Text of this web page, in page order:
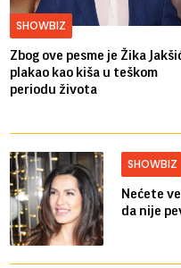
SHOWBIZ
Zbog ove pesme je Žika
plakao kao kiša u teškom
periodu života
SHOWBIZ
Nećete
da nije